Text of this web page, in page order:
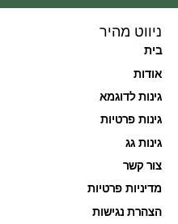
ניווט מהיר
בית
אודות
גינות לדוגמא
גינות פרטיות
גינות גג
צור קשר
מדיניות פרטיות
הצהרת נגישות